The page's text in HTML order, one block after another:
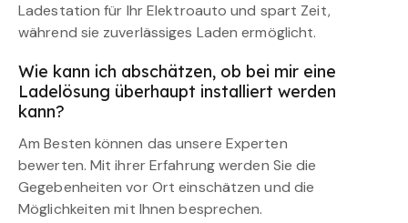
Ladestation für Ihr Elektroauto und spart Zeit,
während sie zuverlässiges Laden ermöglicht.
Wie kann ich abschätzen, ob bei mir eine
Ladelösung überhaupt installiert werden
kann?
Am Besten können das unsere Experten
bewerten. Mit ihrer Erfahrung werden Sie die
Gegebenheiten vor Ort einschätzen und die
Möglichkeiten mit Ihnen besprechen.